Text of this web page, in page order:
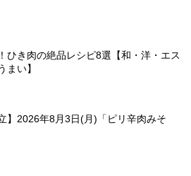
ひき肉の絶品レシピ8選【和・洋・エス
まい】
】2026年8月3日(月)「ピリ辛肉みそ